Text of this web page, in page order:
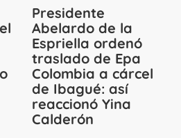
Presidente
Abelardo de la
Espriella ordenó
traslado de Epa
Colombia a cárcel
de Ibagué: así
reaccionó Yina
Calderón